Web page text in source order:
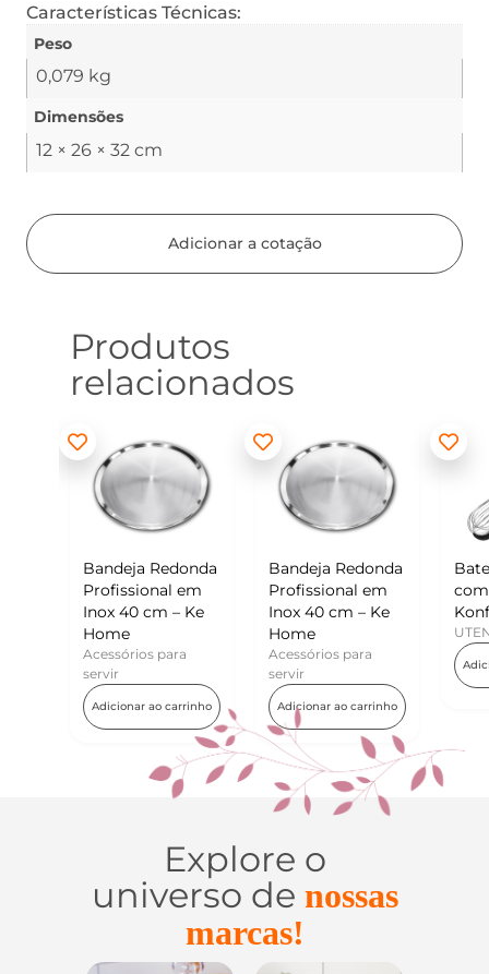
Características Técnicas:
Peso
0,079 kg
Dimensões
12 × 26 × 32 cm
Adicionar a cotação
Produtos
relacionados
Redonda
em
cm – Ke
ao carrinho
Bandeja Redonda
Profissional em
Inox 40 cm – Ke
Acessórios para
Adicionar ao carrinho
Batedor de Ovos
com Raspador –
Konfektt
Adicionar ao carrinho
Explore o
universo de nossas
marcas!